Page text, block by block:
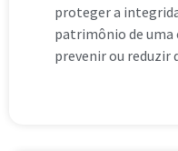
proteger a
patrimônio de uma
prevenir ou reduzir